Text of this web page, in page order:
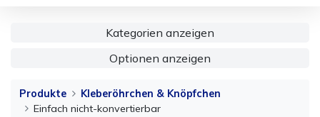
Kategorien anzeigen
Optionen anzeigen
Produkte
Kleberöhrchen & Knöpfchen
Einfach nicht-konvertierbar